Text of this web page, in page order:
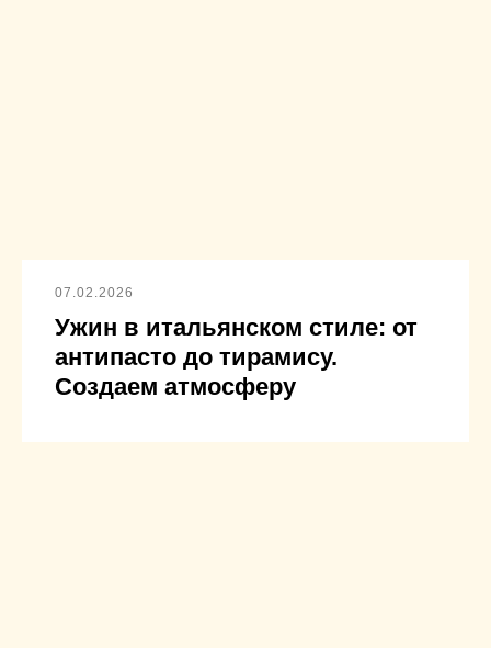
07.02.2026
Ужин в итальянском стиле: от
антипасто до тирамису.
Создаем атмосферу